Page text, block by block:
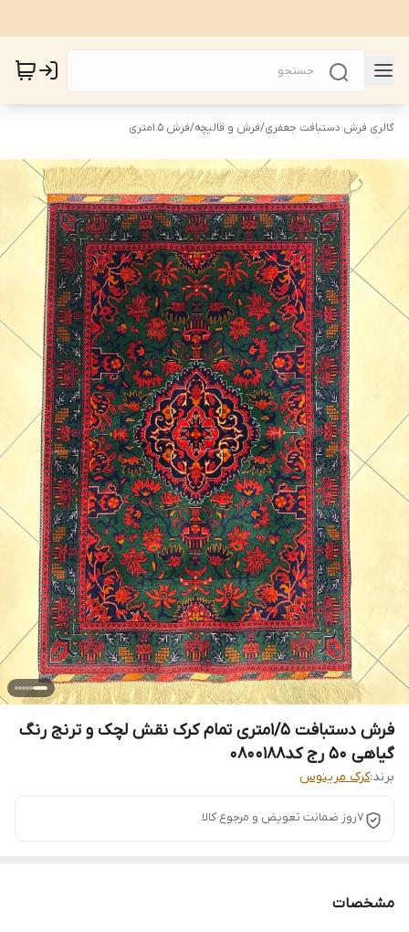
گالری فرش دستبافت جعفری/فرش و قالیچه/فرش 1.5متری
فرش دستبافت 1/5متری تمام کرک نقش لچک و ترنج رنگ
گیاهی 50 رج کد0800188
برند:کرک مرینوس
7روز ضمانت تعویض و مرجوع کالا
مشخصات